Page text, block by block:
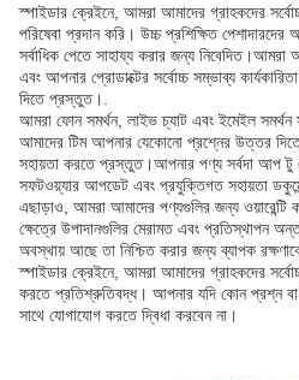
স্পাইডার ক্রেইনে, আমরা আমাদের গ্রাহকদের
পরিষেবা প্রদান করি। উচ্চ প্রশিক্ষিত
সর্বাধিক পেতে সাহায্য করার জন্য
এবং আপনার প্রোডাক্টের সর্বোচ্চ সম্ভাব্য
দিতে প্রস্তুত।.
আমরা ফোন সমর্থন, লাইভ চ্যাট এবং ইমেইল সমর্থন
আমাদের টিম আপনার যেকোনো প্রশ্নের উত্তর
সহায়তা করতে প্রস্তুত।আপনার পণ্য সর্বদা আপ টু
সফটওয়্যার আপডেট এবং প্রযুক্তিগত সহায়তা
এছাড়াও, আমরা আমাদের পণ্যগুলির জন্য
ক্ষেত্রে উপাদানগুলির মেরামত এবং প্রতিস্থাপন
অবস্থায় আছে তা নিশ্চিত করার জন্য ব্যাপক
স্পাইডার ক্রেইনে, আমরা আমাদের গ্রাহকদের
করতে প্রতিশ্রুতিবদ্ধ। আপনার যদি কোন প্রশ্ন বা
সাথে যোগাযোগ করতে দ্বিধা করবেন না।